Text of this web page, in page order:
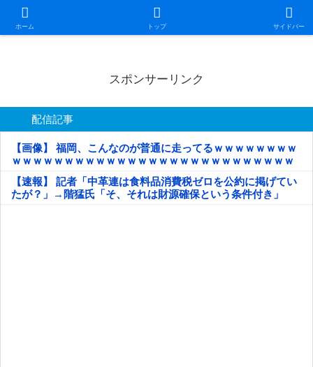
ホーム トップ サイドバー
日本第一！ニュース録
スポンサーリンク
配信記事
【画像】 福岡、こんなのが普通に走ってるｗｗｗｗｗｗｗｗ
ｗｗｗｗｗｗｗｗｗｗｗｗｗｗｗｗｗｗｗｗｗｗｗｗｗｗｗ
ｗｗｗｗｗ
【速報】 記者「中革連は食料品消費税ゼロを公約に掲げてい
たが？」→階猛氏「そ、それは財源確保という条件付き」